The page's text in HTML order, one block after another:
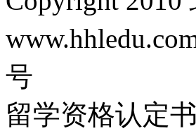
号
留学资格认定